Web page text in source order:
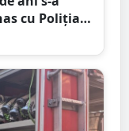
cu Poliția